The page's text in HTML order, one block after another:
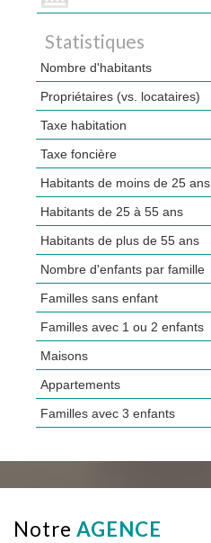
Statistiques
Nombre d'habitants
Propriétaires (vs. locataires)
Taxe habitation
Taxe foncière
Habitants de moins de 25 ans
Habitants de 25 à 55 ans
Habitants de plus de 55 ans
Nombre d'enfants par famille
Familles sans enfant
Familles avec 1 ou 2 enfants
Maisons
Appartements
Familles avec 3 enfants
notre AGENCE